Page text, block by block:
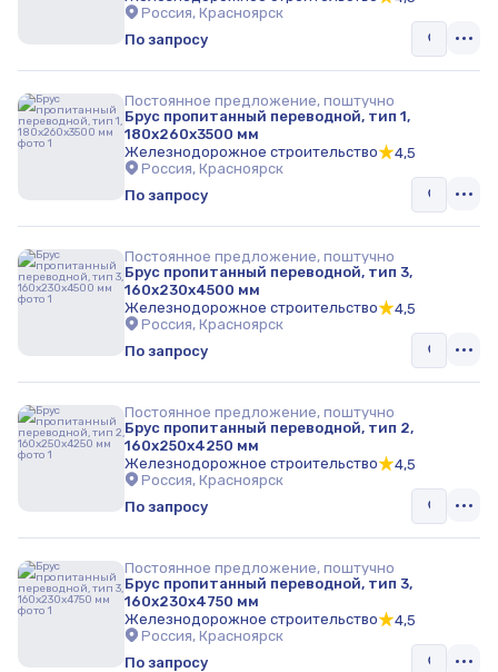
Россия, Красноярск
По запросу
Постоянное предложение, поштучно
Брус пропитанный переводной, тип 1,
180х260х3500 мм
Железнодорожное строительство
4,5
Россия, Красноярск
По запросу
Постоянное предложение, поштучно
Брус пропитанный переводной, тип 3,
160х230х4500 мм
Железнодорожное строительство
4,5
Россия, Красноярск
По запросу
Постоянное предложение, поштучно
Брус пропитанный переводной, тип 2,
160х250х4250 мм
Железнодорожное строительство
4,5
Россия, Красноярск
По запросу
Постоянное предложение, поштучно
Брус пропитанный переводной, тип 3,
160х230х4750 мм
Железнодорожное строительство
4,5
Россия, Красноярск
По запросу